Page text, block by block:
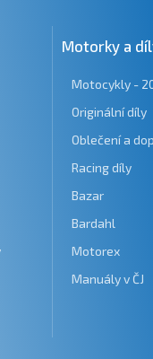
Motorky a
Motocykly -
Originální díly
Oblečení a
Racing díly
Bazar
Bardahl
Motorex
Manuály v ČJ